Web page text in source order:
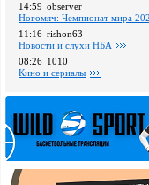
14:59 observer
Ногомяч: Чемпионат мира
11:16 rishon63
Новости и слухи НБА
08:26 1010
Кино и сериалы